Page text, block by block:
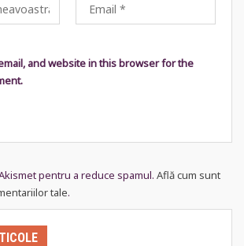
and website in this browser for the
pentru a reduce spamul. Află cum sunt
tale.